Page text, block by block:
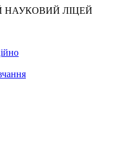
НАУКОВИЙ ЛІЦЕЙ